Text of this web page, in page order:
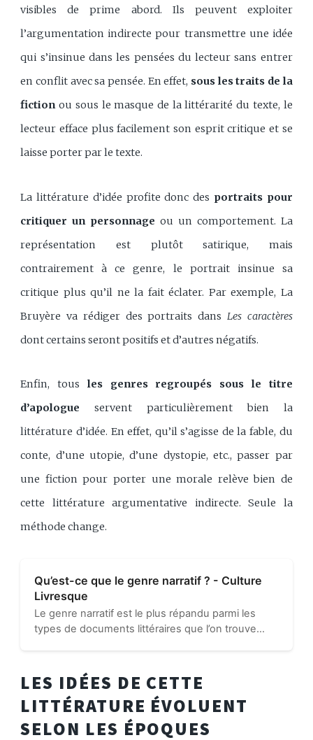
visibles de prime abord. Ils peuvent exploiter
l’argumentation indirecte pour transmettre une idée
qui s’insinue dans les pensées du lecteur sans entrer
en conflit avec sa pensée. En effet, sous les traits de la
fictionou sous le masque de la littérarité du texte, le
lecteur efface plus facilement son esprit critique et se
laisse porter par le texte.
La littérature d’idée profite donc des portraits pour
critiquer un personnage ou un comportement. La
représentation est plutôt satirique, mais
contrairement à ce genre, le portrait insinue sa
critique plus qu’il ne la fait éclater. Par exemple, La
Bruyère va rédiger des portraits dans Les caractères
dont certains seront positifs et d’autres négatifs.
Enfin, tous les genres regroupés sous le titre
d’apologueservent particulièrement bien la
littérature d’idée. En effet, qu’il s’agisse de la fable, du
conte, d’une utopie, d’une dystopie, etc., passer par
une fiction pour porter une morale relève bien de
cette littérature argumentative indirecte. Seule la
méthode change.
Qu’est-ce que le genre narratif ? - Culture
Livresque
Le genre narratif est le plus répandu parmi les
types de documents littéraires que l’on trouve
contes...
LES IDÉES DE CETTE
LITTÉRATURE ÉVOLUENT
SELON LES ÉPOQUES